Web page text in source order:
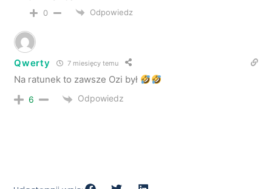
0 Odpowiedz
Qwerty 7 miesięcy temu
Na ratunek to zawsze Ozi był
6 Odpowiedz